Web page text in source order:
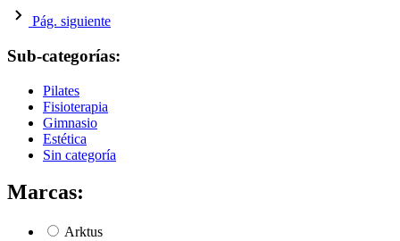
Pág. siguiente
Sub-categorías:
Pilates
Fisioterapia
Gimnasio
Estética
Sin categoría
Marcas:
Arktus